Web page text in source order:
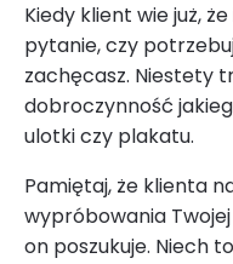
Kiedy klient wie już,
pytanie, czy
zachęcasz. Niestety
dobroczynność
ulotki czy plakatu.
Pamiętaj, że klienta
wypróbowania
on poszukuje. Niech